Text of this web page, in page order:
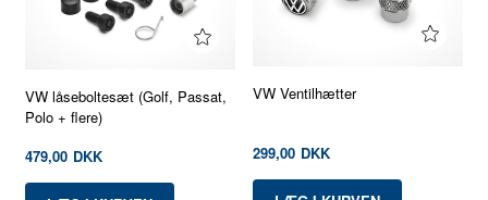
VW låseboltesæt (Golf, Passat,
Polo + flere)
479,00 DKK
VW Ventilhætter
299,00 DKK